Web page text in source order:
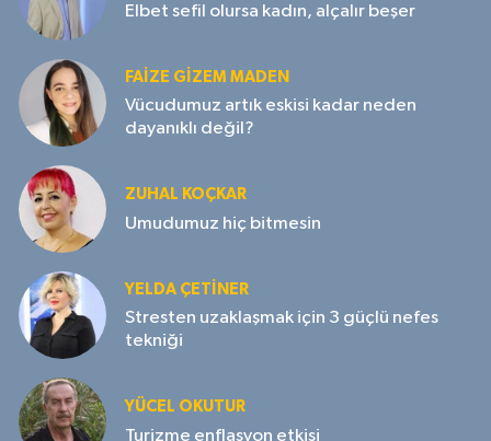
Elbet sefil olursa kadın, alçalır beşer
FAIZE GIZEM MADEN
Vücudumuz artık eskisi kadar neden
dayanıklı değil?
ZUHAL KOÇKAR
Umudumuz hiç bitmesin
YELDA ÇETİNER
Stresten uzaklaşmak için 3 güçlü nefes
tekniği
YÜCEL OKUTUR
Turizme enflasyon etkisi